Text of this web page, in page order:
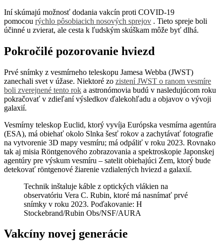
Iní skúmajú možnosť dodania vakcín proti COVID-19
pomocou rýchlo pôsobiacich nosových sprejov . Tieto spreje boli
účinné u zvierat, ale cesta k ľudským skúškam môže byť dlhá.
Pokročilé pozorovanie hviezd
Prvé snímky z vesmírneho teleskopu Jamesa Webba (JWST)
zanechali svet v úžase. Niektoré zo zistení JWST o ranom vesmíre
boli zverejnené tento rok a astronómovia budú v nasledujúcom roku
pokračovať v zdieľaní výsledkov ďalekohľadu a objavov o vývoji
galaxií.
Vesmírny teleskop Euclid, ktorý vyvíja Európska vesmírna agentúra
(ESA), má obiehať okolo Slnka šesť rokov a zachytávať fotografie
na vytvorenie 3D mapy vesmíru; má odpáliť v roku 2023. Rovnako
tak aj misia Röntgenového zobrazovania a spektroskopie Japonskej
agentúry pre výskum vesmíru – satelit obiehajúci Zem, ktorý bude
detekovať röntgenové žiarenie vzdialených hviezd a galaxií.
Technik inštaluje káble z optických vlákien na
observatóriu Vera C. Rubin, ktoré má nasnímať prvé
snímky v roku 2023. Poďakovanie: H
Stockebrand/Rubin Obs/NSF/AURA
Vakcíny novej generácie